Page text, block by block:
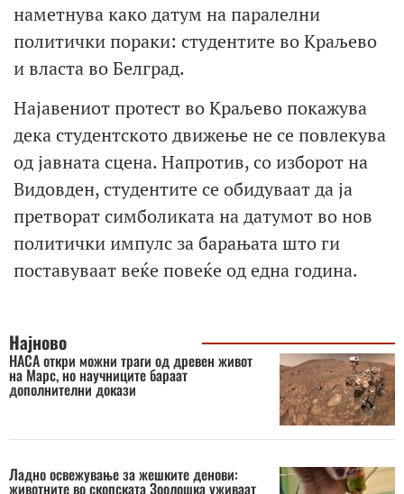
наметнува како датум на паралелни
политички пораки: студентите во Краљево
и власта во Белград.
Најавениот протест во Краљево покажува
дека студентското движење не се повлекува
од јавната сцена. Напротив, со изборот на
Видовден, студентите се обидуваат да ја
претворат симболиката на датумот во нов
политички импулс за барањата што ги
поставуваат веќе повеќе од една година.
Најново
НАСА откри можни траги од древен живот
на Марс, но научниците бараат
дополнителни докази
Ладно освежување за жешките денови:
животните во скопската Зоолошка уживаат